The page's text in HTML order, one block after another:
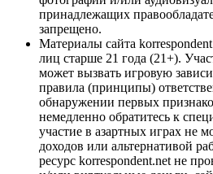
принадлежащих
запрещено.
Материалы сайта
лиц старше 21 года (21+).
может вызвать игровую
правила (принципы)
обнаружении первых
немедленно обратитесь к
участие в азартных играх не
доходов или альтернативой
ресурс korrespondent.net не